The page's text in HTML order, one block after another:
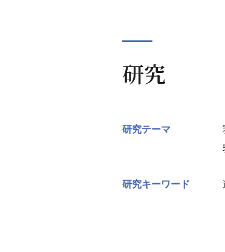
研究
研究テーマ
研究キーワード